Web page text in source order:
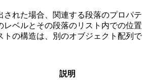
された場合、関連する段落のプロパテ
レベルとその段落のリスト内での位置
トの構造は、別のオブジェクト配列で
説明